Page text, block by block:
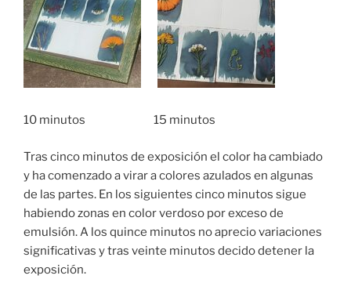
10 minutos 15 minutos
Tras cinco minutos de exposición el color ha cambiado
y ha comenzado a virar a colores azulados en algunas
de las partes. En los siguientes cinco minutos sigue
habiendo zonas en color verdoso por exceso de
emulsión. A los quince minutos no aprecio variaciones
significativas y tras veinte minutos decido detener la
exposición.